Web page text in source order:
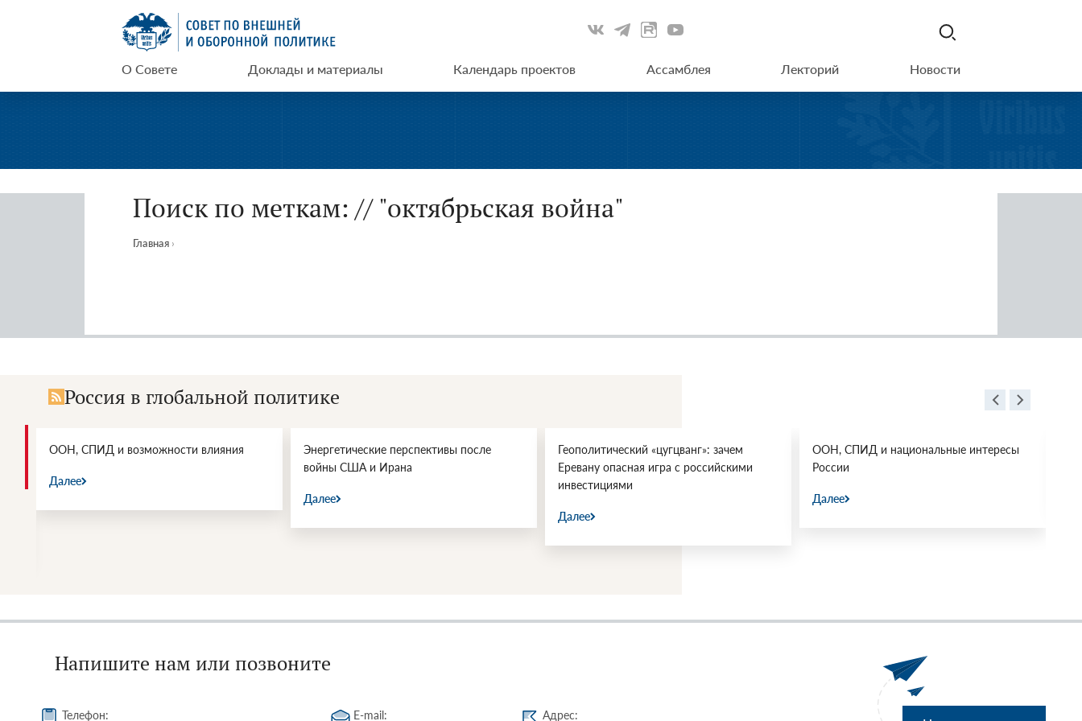
СВОП
О Совете Доклады и материалы Календарь проектов Ассамблея Лекторий Новости
Поиск по меткам: // "октябрьская война"
Главная ›
Россия в глобальной политике
ООН, СПИД и возможности влияния
Далее
Энергетические перспективы после
войны США и Ирана
Далее
Геополитический «цугцванг»: зачем
Еревану опасная игра с российскими
инвестициями
Далее
ООН, СПИД и национальные интересы
России
Далее
Напишите нам или позвоните
Телефон: E-mail: Адрес: